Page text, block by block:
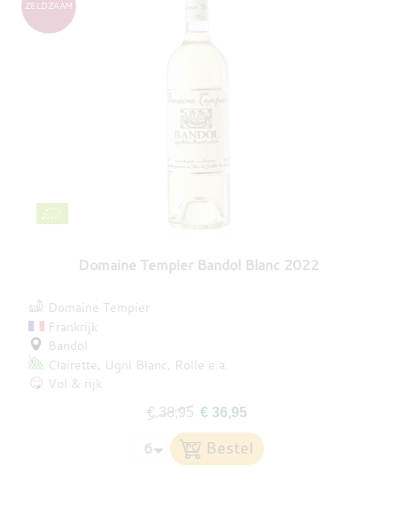
Domaine Tempier Bandol Blanc 2022
ZELDZAAM
Domaine Tempier
Frankrijk
Bandol
Clairette
Ugni Blanc Rolle e.a.
Vol & rijk
€ 38,95 € 36,95